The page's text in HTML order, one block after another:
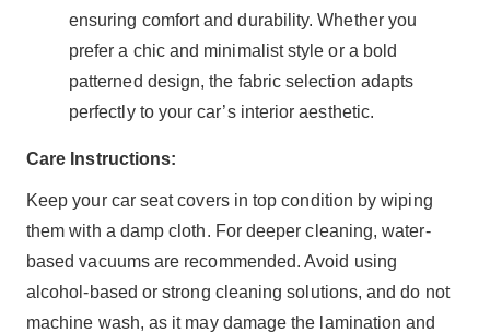
ensuring comfort and durability. Whether you
prefer a chic and minimalist style or a bold
patterned design, the fabric selection adapts
perfectly to your car’s interior aesthetic.
Care Instructions:
Keep your car seat covers in top condition by wiping
them with a damp cloth. For deeper cleaning, water-
based vacuums are recommended. Avoid using
alcohol-based or strong cleaning solutions, and do not
machine wash, as it may damage the lamination and